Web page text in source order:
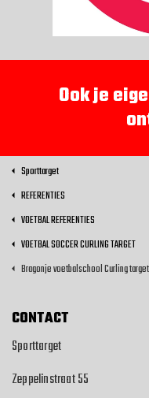
Nederlands
Ook je
Sporttarget
REFERENTIES
VOETBAL REFERENTIES
VOETBAL SOCCER CURLING TARGET
Bragonje voetbalschool Curling target
CONTACT
Sporttarget
Zeppelinstraat 55